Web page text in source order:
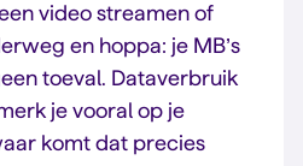
video streamen of
en hoppa: je MB’s
toeval. Dataverbruik
je vooral op je
komt dat precies